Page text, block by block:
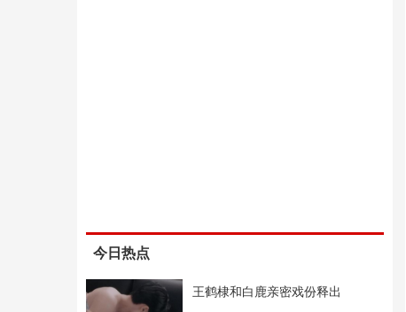
今日热点
王鹤棣和白鹿亲密戏份释出